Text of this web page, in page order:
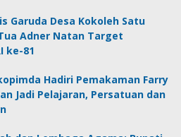
Garuda Desa Kokoleh Satu
Adner Natan Target
ke-81
Hadiri Pemakaman Farry
Jadi Pelajaran, Persatuan dan